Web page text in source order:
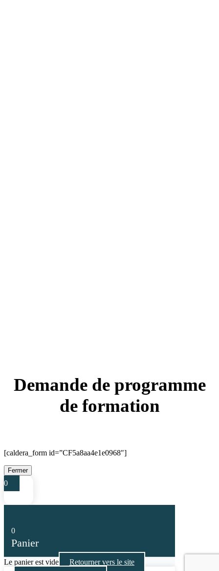
Demande de programme
de formation
[caldera_form id=”CF5a8aa4e1e0968″]
Fermer
0
0
Panier
Le panier est vide Retourner vers le site